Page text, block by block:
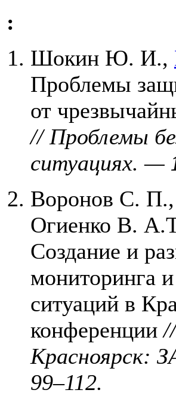
:
Шокин Ю. И.,
Проблемы
от
// Проблемы
ситуациях. —
Воронов С. П.,
Огиенко В. А.
Создание и
мониторинга
ситуаций в
конференции
Красноярск:
99–112.